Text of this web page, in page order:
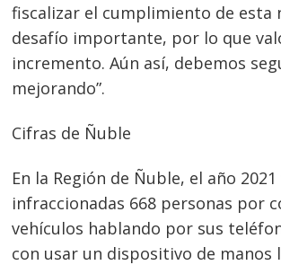
fiscalizar el cumplimiento de esta
desafío importante, por lo que
incremento. Aún así, debemos
mejorando”.
Cifras de Ñuble
En la Región de Ñuble, el año
infraccionadas 668 personas por
vehículos hablando por sus
con usar un dispositivo de manos
Navegación
de
entradas